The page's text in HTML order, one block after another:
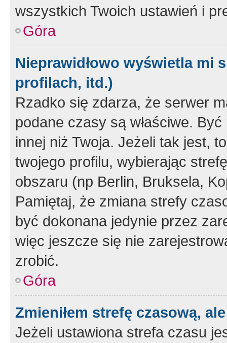
wszystkich Twoich ustawień i
Góra
Nieprawidłowo wyświetla mi
profilach, itd.)
Rzadko się zdarza, że serwer
podane czasy są właściwe.
innej niż Twoja. Jeżeli tak jest,
twojego profilu, wybierając
obszaru (np Berlin, Bruksela,
Pamiętaj, że zmiana strefy
być dokonana jedynie przez
więc jeszcze się nie
zrobić.
Góra
Zmieniłem strefę czasową,
Jeżeli ustawiona strefa czasu